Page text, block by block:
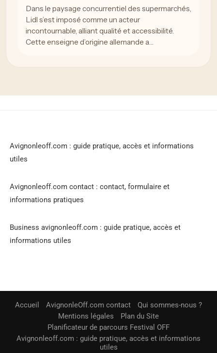
Dans le paysage concurrentiel des supermarchés,
Lidl s’est imposé comme un acteur
incontournable, alliant qualité et accessibilité.
Cette enseigne d’origine allemande a…
Avignonleoff.com : guide pratique, accès et informations
utiles
Avignonleoff.com contact : contact, formulaire et
informations pratiques
Business avignonleoff.com : guide pratique, accès et
informations utiles
Accueil AvignonleOff.com contact
Qui sommes-nous ?
Mentions légales
Plan du Site
Planificateur de parcours Festival OFF
Avignonleoff.com : guide pratique, accès et informations
utiles